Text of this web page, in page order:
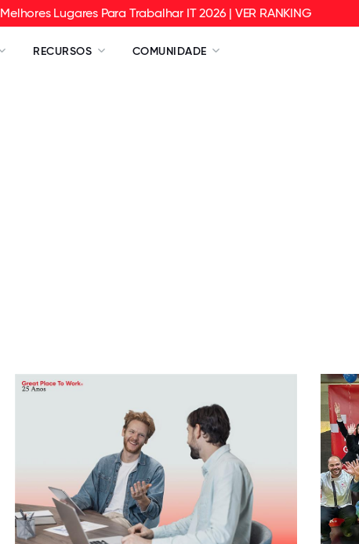
Melhores Lugares Para Trabalhar IT 2026 | VER RANKING
RECURSOS COMUNIDADE